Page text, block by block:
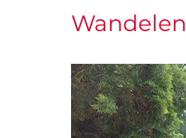
Wandelen